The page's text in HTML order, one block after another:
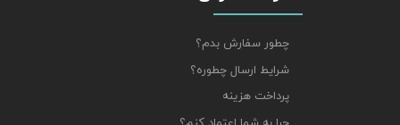
چطور سفارش بدم؟
شرایط ارسال چطوره؟
پرداخت هزینه